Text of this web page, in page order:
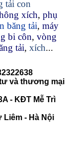
tải con
xích, phụ
băng tải, máy
bi côn, vòng
tải, xích...
và thương mại
- KĐT Mễ Trì
- Hà Nội